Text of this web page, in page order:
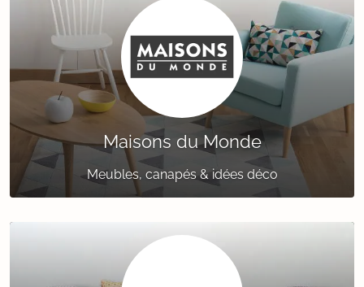
Maisons du Monde
Meubles, canapés & idées déco